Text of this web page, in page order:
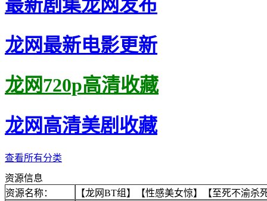
最新剧集龙网发布
龙网最新电影更新
龙网720p高清收藏
龙网高清美剧收藏
查看所有分类
资源信息
资源名称：
【龙网BT组】【性感美女惊】【至死不渝杀